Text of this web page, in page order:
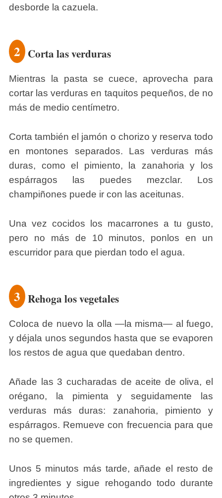
desborde la cazuela.
2 Corta las verduras
Mientras la pasta se cuece, aprovecha para
cortar las verduras en taquitos pequeños, de no
más de medio centímetro.
Corta también el jamón o chorizo y reserva todo
en montones separados. Las verduras más
duras, como el pimiento, la zanahoria y los
espárragos las puedes mezclar. Los
champiñones puede ir con las aceitunas.
Una vez cocidos los macarrones a tu gusto,
pero no más de 10 minutos, ponlos en un
escurridor para que pierdan todo el agua.
3 Rehoga los vegetales
Coloca de nuevo la olla ―la misma― al fuego,
y déjala unos segundos hasta que se evaporen
los restos de agua que quedaban dentro.
Añade las 3 cucharadas de aceite de oliva, el
orégano, la pimienta y seguidamente las
verduras más duras: zanahoria, pimiento y
espárragos. Remueve con frecuencia para que
no se quemen.
Unos 5 minutos más tarde, añade el resto de
ingredientes y sigue rehogando todo durante